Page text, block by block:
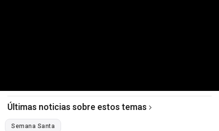
Últimas noticias sobre estos temas
Semana Santa